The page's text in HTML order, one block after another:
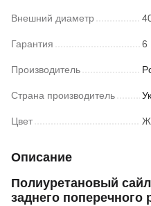
Внешний диаметр
Гарантия 6
Производитель
Страна производитель
Цвет
Описание
Полиуретановый
заднего поперечного